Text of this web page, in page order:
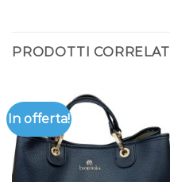
PRODOTTI CORRELATI
In offerta!